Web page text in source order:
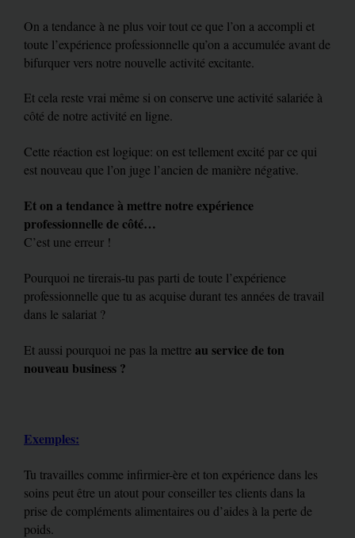
On a tendance à ne plus voir tout ce que l’on a accompli et
toute l’expérience professionnelle qu’on a accumulée avant de
bifurquer vers notre nouvelle activité excitante.
Et cela reste vrai même si on conserve une activité salariée à
côté de notre activité en ligne.
Cette réaction est logique: on est tellement excité par ce qui
est nouveau que l’on juge l’ancien de manière négative.
Et on a tendance à mettre notre expérience
professionnelle de côté…
C’est une erreur !
Pourquoi ne tirerais-tu pas parti de toute l’expérience
professionnelle que tu as acquise durant tes années de travail
dans le salariat ?
Et aussi pourquoi ne pas la mettre au service de ton
nouveau business ?
Exemples:
Tu travailles comme infirmier-ère et ton expérience dans les
soins peut être un atout pour conseiller tes clients dans la
prise de compléments alimentaires ou d’aides à la perte de
poids.